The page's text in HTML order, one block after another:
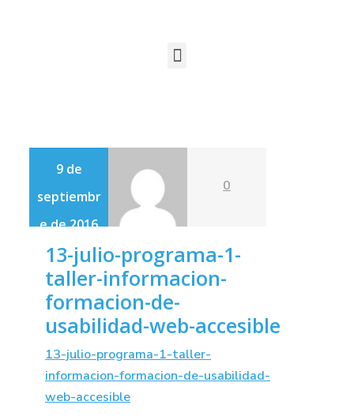
9 de
septiembr
e de 2016
0
13-julio-programa-1-
taller-informacion-
formacion-de-
usabilidad-web-accesible
13-julio-programa-1-taller-
informacion-formacion-de-usabilidad-
web-accesible